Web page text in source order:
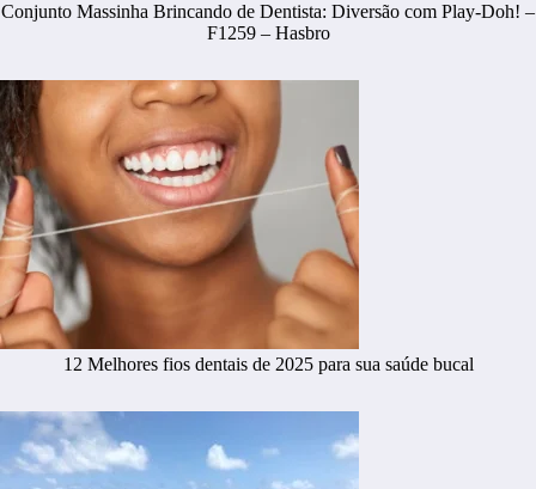
Conjunto Massinha Brincando de Dentista: Diversão com Play-Doh! –
F1259 – Hasbro
12 Melhores fios dentais de 2025 para sua saúde bucal